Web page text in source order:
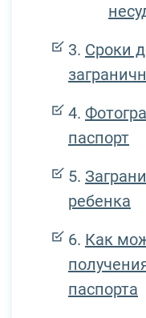
Сроки
паспорт
ребенка
Как
паспорта